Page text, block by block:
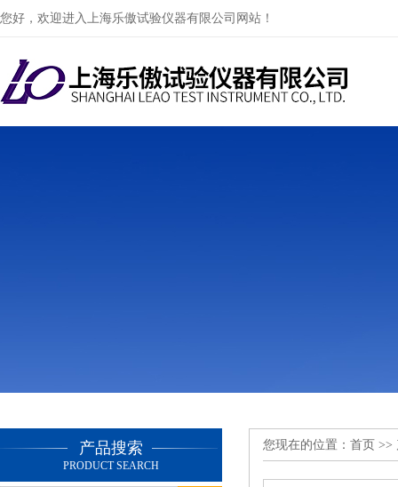
您好，欢迎进入上海乐傲试验仪器有限公司网站！
产品搜索
PRODUCT SEARCH
您现在的位置： 首页 >>